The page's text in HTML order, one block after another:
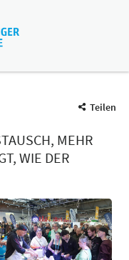
Teilen
MEHR
WIE DER